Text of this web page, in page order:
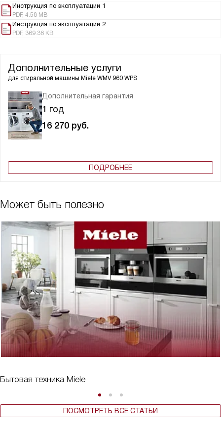
Инструкция по эксплуатации 1
PDF, 4.58 MB
Инструкция по эксплуатации 2
PDF, 369.36 KB
Дополнительные услуги
для стиральной машины Miele WMV 960 WPS
Дополнительная гарантия
1 год
16 270 руб.
ПОДРОБНЕЕ
Может быть полезно
Бытовая техника Miele
ПОСМОТРЕТЬ ВСЕ СТАТЬИ